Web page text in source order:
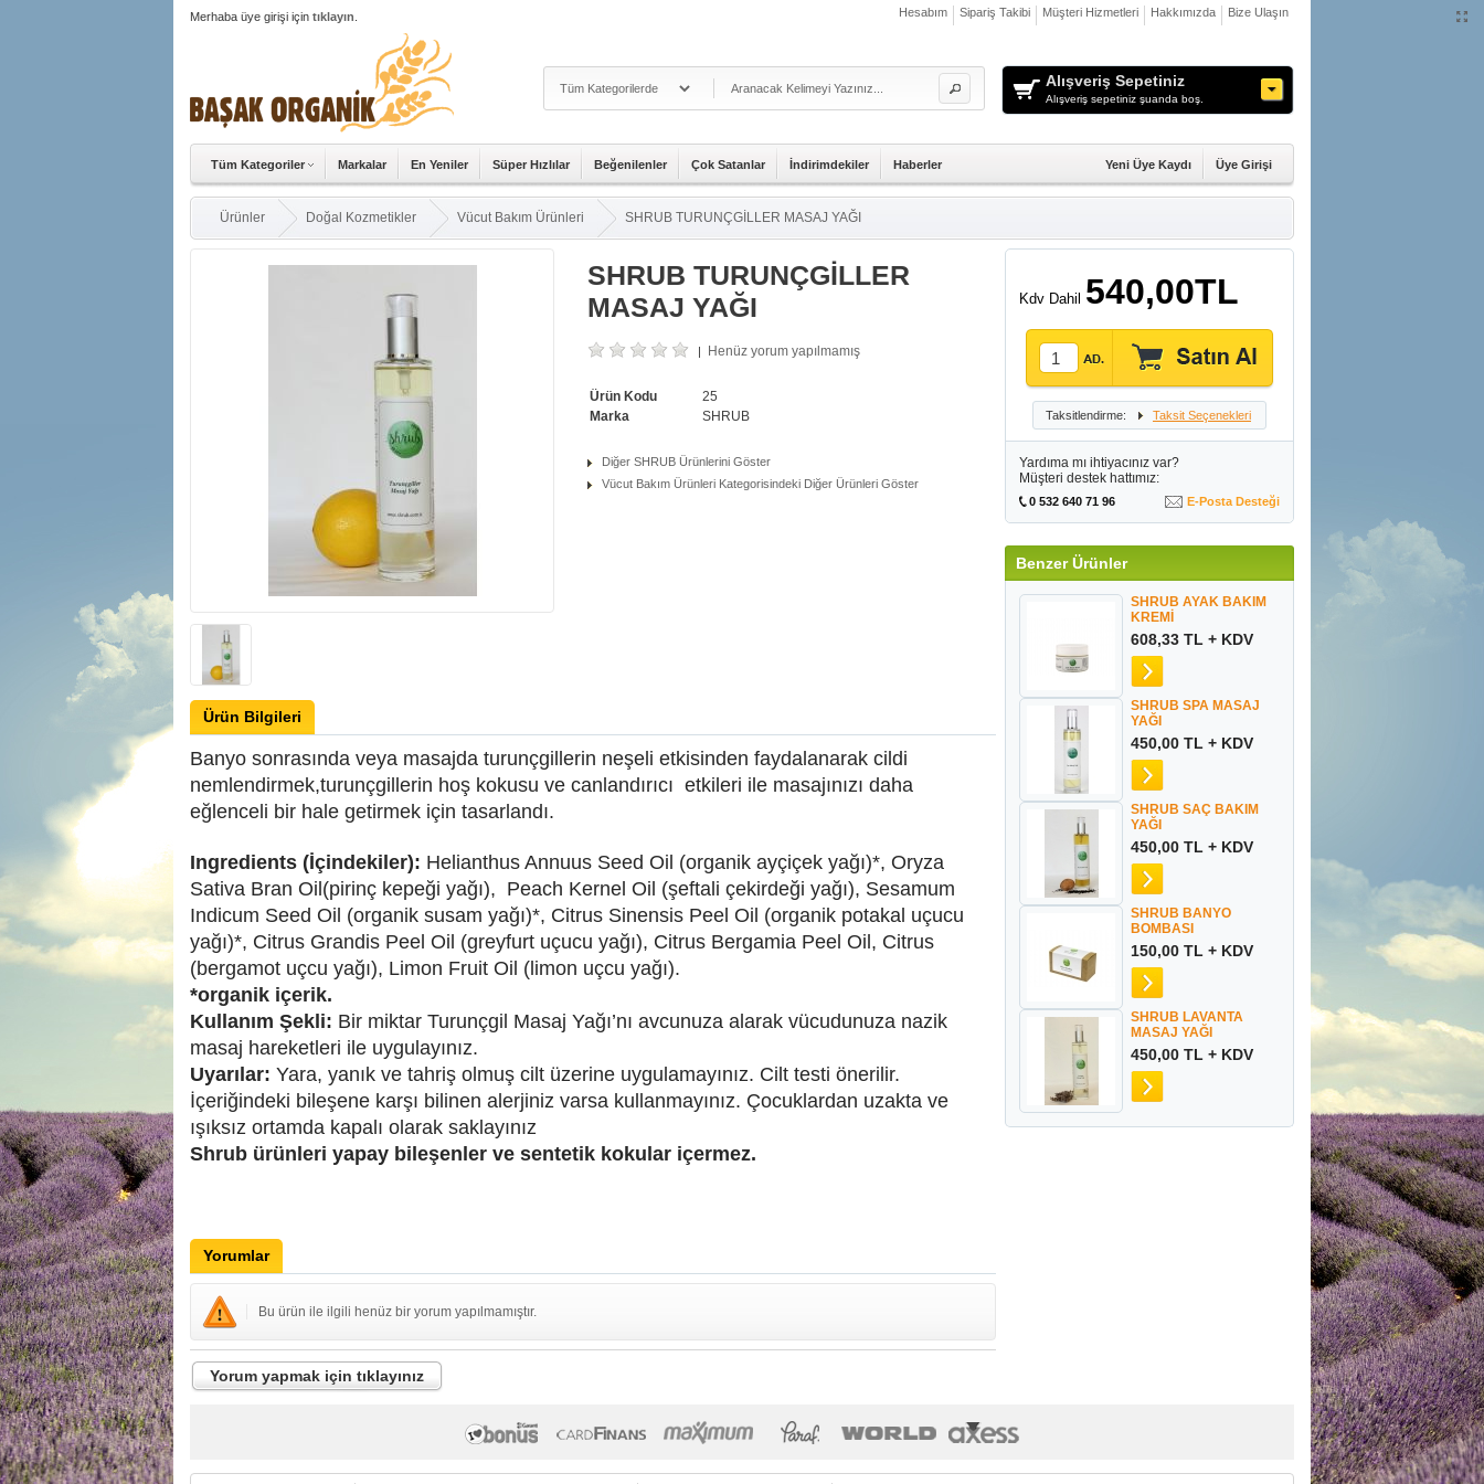
Merhaba üye girişi için tıklayın
Alışveriş Sepetiniz
Alışveriş sepetiniz şuanda boş.
Tüm Kategoriler Markalar En Yeniler Süper Hızlılar Beğenilenler Çok Satanlar İndirimdekiler Haberler Üye Girişi
Yeni Üye Kaydı
Bize Ulaşın
Hakkımızda
Müşteri Hizmetleri
Sipariş Takibi
Hesabım
Ürünler Doğal Kozmetikler Vücut Bakım Ürünleri SHRUB TURUNÇGİLLER MASAJ YAĞI
SHRUB TURUNÇGİLLER
MASAJ YAĞI
| Henüz yorum yapılmamış
Ürün Kodu
25
Marka
SHRUB
Diğer SHRUB Ürünlerini Göster
Vücut Bakım Ürünleri Kategorisindeki Diğer Ürünleri Göster
Ürün Bilgileri
Banyo sonrasında veya masajda turunçgillerin neşeli etkisinden faydalanarak cildi
nemlendirmek,turunçgillerin hoş kokusu ve canlandırıcı etkileri ile masajınızı daha
eğlenceli bir hale getirmek için tasarlandı.
Ingredients (İçindekiler): Helianthus Annuus Seed Oil (organik ayçiçek yağı)*, Oryza
Sativa Bran Oil(pirinç kepeği yağı), Peach Kernel Oil (şeftali çekirdeği yağı), Sesamum
Indicum Seed Oil (organik susam yağı)*, Citrus Sinensis Peel Oil (organik potakal uçucu
yağı)*, Citrus Grandis Peel Oil (greyfurt uçucu yağı), Citrus Bergamia Peel Oil, Citrus
(bergamot uçcu yağı), Limon Fruit Oil (limon uçcu yağı).
*organik içerik.
Kullanım Şekli: Bir miktar Turunçgil Masaj Yağı’nı avcunuza alarak vücudunuza nazik
masaj hareketleri ile uygulayınız.
Uyarılar: Yara, yanık ve tahriş olmuş cilt üzerine uygulamayınız. Cilt testi önerilir.
İçeriğindeki bileşene karşı bilinen alerjiniz varsa kullanmayınız. Çocuklardan uzakta ve
ışıksız ortamda kapalı olarak saklayınız
Shrub ürünleri yapay bileşenler ve sentetik kokular içermez.
Kdv Dahil 540,00TL
Taksitlendirme: Taksit Seçenekleri
Yardıma mı ihtiyacınız var?
Müşteri destek hattımız:
0 532 640 71 96 E-Posta Desteği
Benzer Ürünler
SHRUB AYAK BAKIM
KREMİ
608,33 TL + KDV
SHRUB SPA MASAJ
YAĞI
450,00 TL + KDV
SHRUB SAÇ BAKIM
YAĞI
450,00 TL + KDV
SHRUB BANYO
BOMBASI
150,00 TL + KDV
SHRUB LAVANTA
MASAJ YAĞI
450,00 TL + KDV
Yorumlar
Bu ürün ile ilgili henüz bir yorum yapılmamıştır.
Yorum yapmak için tıklayınız